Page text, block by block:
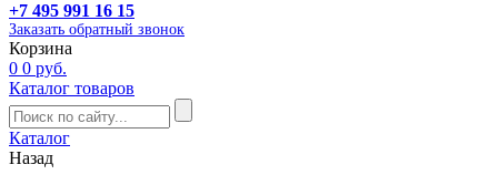
+7 495 991 16 15
Заказать обратный звонок
Корзина
0 0 руб.
Каталог товаров
Каталог
Назад